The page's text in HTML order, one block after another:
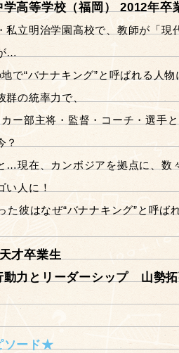
学高等学校（福岡） 2012年卒
私立明治学園高校で、教師が「現
…
で“バナナキング”と呼ばれる人物
の統率力で、
ー部主将・監督・コーチ・選手
？
…現在、カンボジアを拠点に、数
い人に！
た彼はなぜ“バナナキング”と呼ば
才卒業生
動力とリーダーシップ 山勢
ソード★